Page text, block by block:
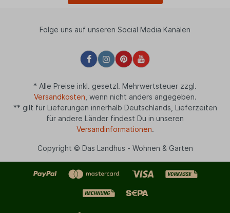
Folge uns auf unseren Social Media Kanälen
* Alle Preise inkl. gesetzl. Mehrwertsteuer zzgl.
Versandkosten , wenn nicht anders angegeben.
** gilt für Lieferungen innerhalb Deutschlands, Lieferzeiten
für andere Länder findest Du in unseren
Versandinformationen.
Copyright © Das Landhus - Wohnen & Garten